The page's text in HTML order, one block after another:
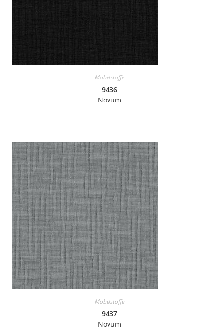
Möbelstoffe
9436
Novum
Möbelstoffe
9437
Novum